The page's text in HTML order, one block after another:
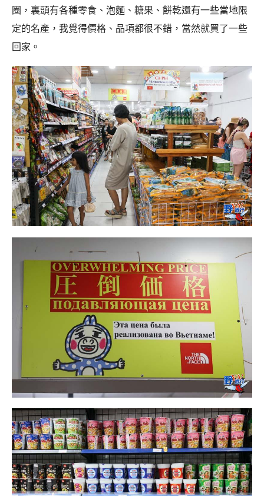
圈，裏頭有各種零食、泡麵、糖果、餅乾還有一些當地限
定的名產，我覺得價格、品項都很不錯，當然就買了一些
回家。